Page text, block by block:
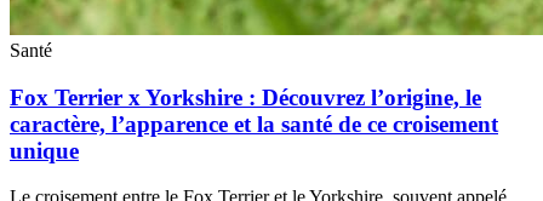
Santé
Fox Terrier x Yorkshire : Découvrez l’origine, le
caractère, l’apparence et la santé de ce croisement
unique